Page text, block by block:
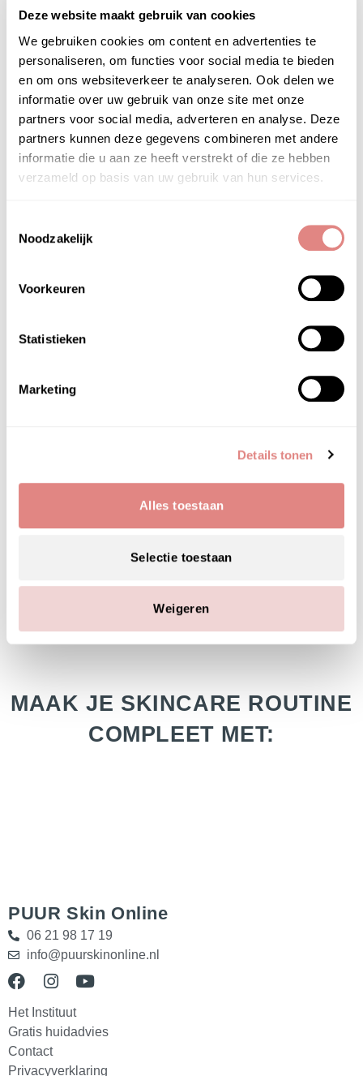
Deze website maakt gebruik van cookies
We gebruiken cookies om content en advertenties te
personaliseren, om functies voor social media te bieden
en om ons websiteverkeer te analyseren. Ook delen we
informatie over uw gebruik van onze site met onze
partners voor social media, adverteren en analyse. Deze
partners kunnen deze gegevens combineren met andere
informatie die u aan ze heeft verstrekt of die ze hebben
verzameld op basis van uw gebruik van hun services.
Noodzakelijk
Voorkeuren
Statistieken
Marketing
Details tonen
Alles toestaan
Selectie toestaan
Weigeren
recovery verbetert de elasticiteit en het
vochtgehalte, terwijl de huidstructuur mooier en
gezonder wordt.
decolleté, inclusief het kaakbot.
Aqua (Water), Diethylhexyl Adipate,
Ether, PEG-20 Methyl Glucose Sesquistearate,
Glucose Sesquistearate, Methylsilanol
Mannuronate, Phenoxyethanol, Hydrolyzed
Acetate, Ethylhexylglycerin, Disodium EDTA,
Sodium Hyaluronate, Glycine Soja Protein.
MAAK JE SKINCARE ROUTINE
COMPLEET MET:
PUUR Skin Online
06 21 98 17 19
info@puurskinonline.nl
Het Instituut
Gratis huidadvies
Contact
Privacyverklaring